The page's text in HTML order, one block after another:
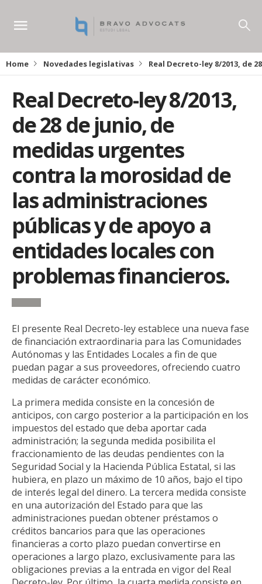
Home Novedades legislativas Real Decreto-ley 8/2013, de
Real Decreto-ley 8/2013,
de 28 de junio, de
medidas urgentes
contra la morosidad de
las administraciones
públicas y de apoyo a
entidades locales con
problemas financieros.
El presente Real Decreto-ley establece una nueva fase
de financiación extraordinaria para las Comunidades
Autónomas y las Entidades Locales a fin de que
puedan pagar a sus proveedores, ofreciendo cuatro
medidas de carácter económico.
La primera medida consiste en la concesión de
anticipos, con cargo posterior a la participación en los
impuestos del estado que deba aportar cada
administración; la segunda medida posibilita el
fraccionamiento de las deudas pendientes con la
Seguridad Social y la Hacienda Pública Estatal, si las
hubiera, en plazo un máximo de 10 años, bajo el tipo
de interés legal del dinero. La tercera medida consiste
en una autorización del Estado para que las
administraciones puedan obtener préstamos o
créditos bancarios para que las operaciones
financieras a corto plazo puedan convertirse en
operaciones a largo plazo, exclusivamente para las
obligaciones previas a la entrada en vigor del Real